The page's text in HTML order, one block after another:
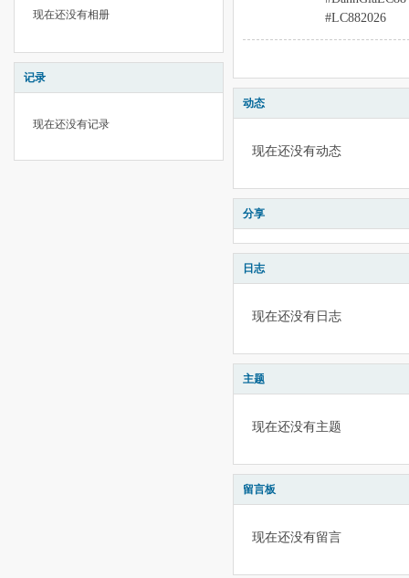
现在还没有相册
记录
现在还没有记录
#LC882026
动态
现在还没有动态
分享
日志
现在还没有日志
主题
现在还没有主题
留言板
现在还没有留言